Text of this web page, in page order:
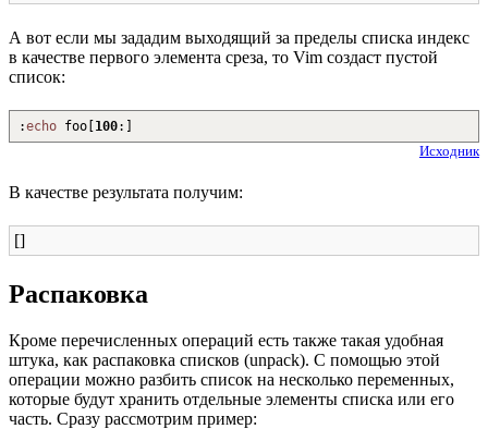
А вот если мы зададим выходящий за пределы списка индекс
в качестве первого элемента среза, то Vim создаст пустой
список:
:echo foo [100: ]
Исходник
В качестве результата получим:
[]
Распаковка
Кроме перечисленных операций есть также такая удобная
штука, как распаковка списков (unpack). С помощью этой
операции можно разбить список на несколько переменных,
которые будут хранить отдельные элементы списка или его
часть. Сразу рассмотрим пример: